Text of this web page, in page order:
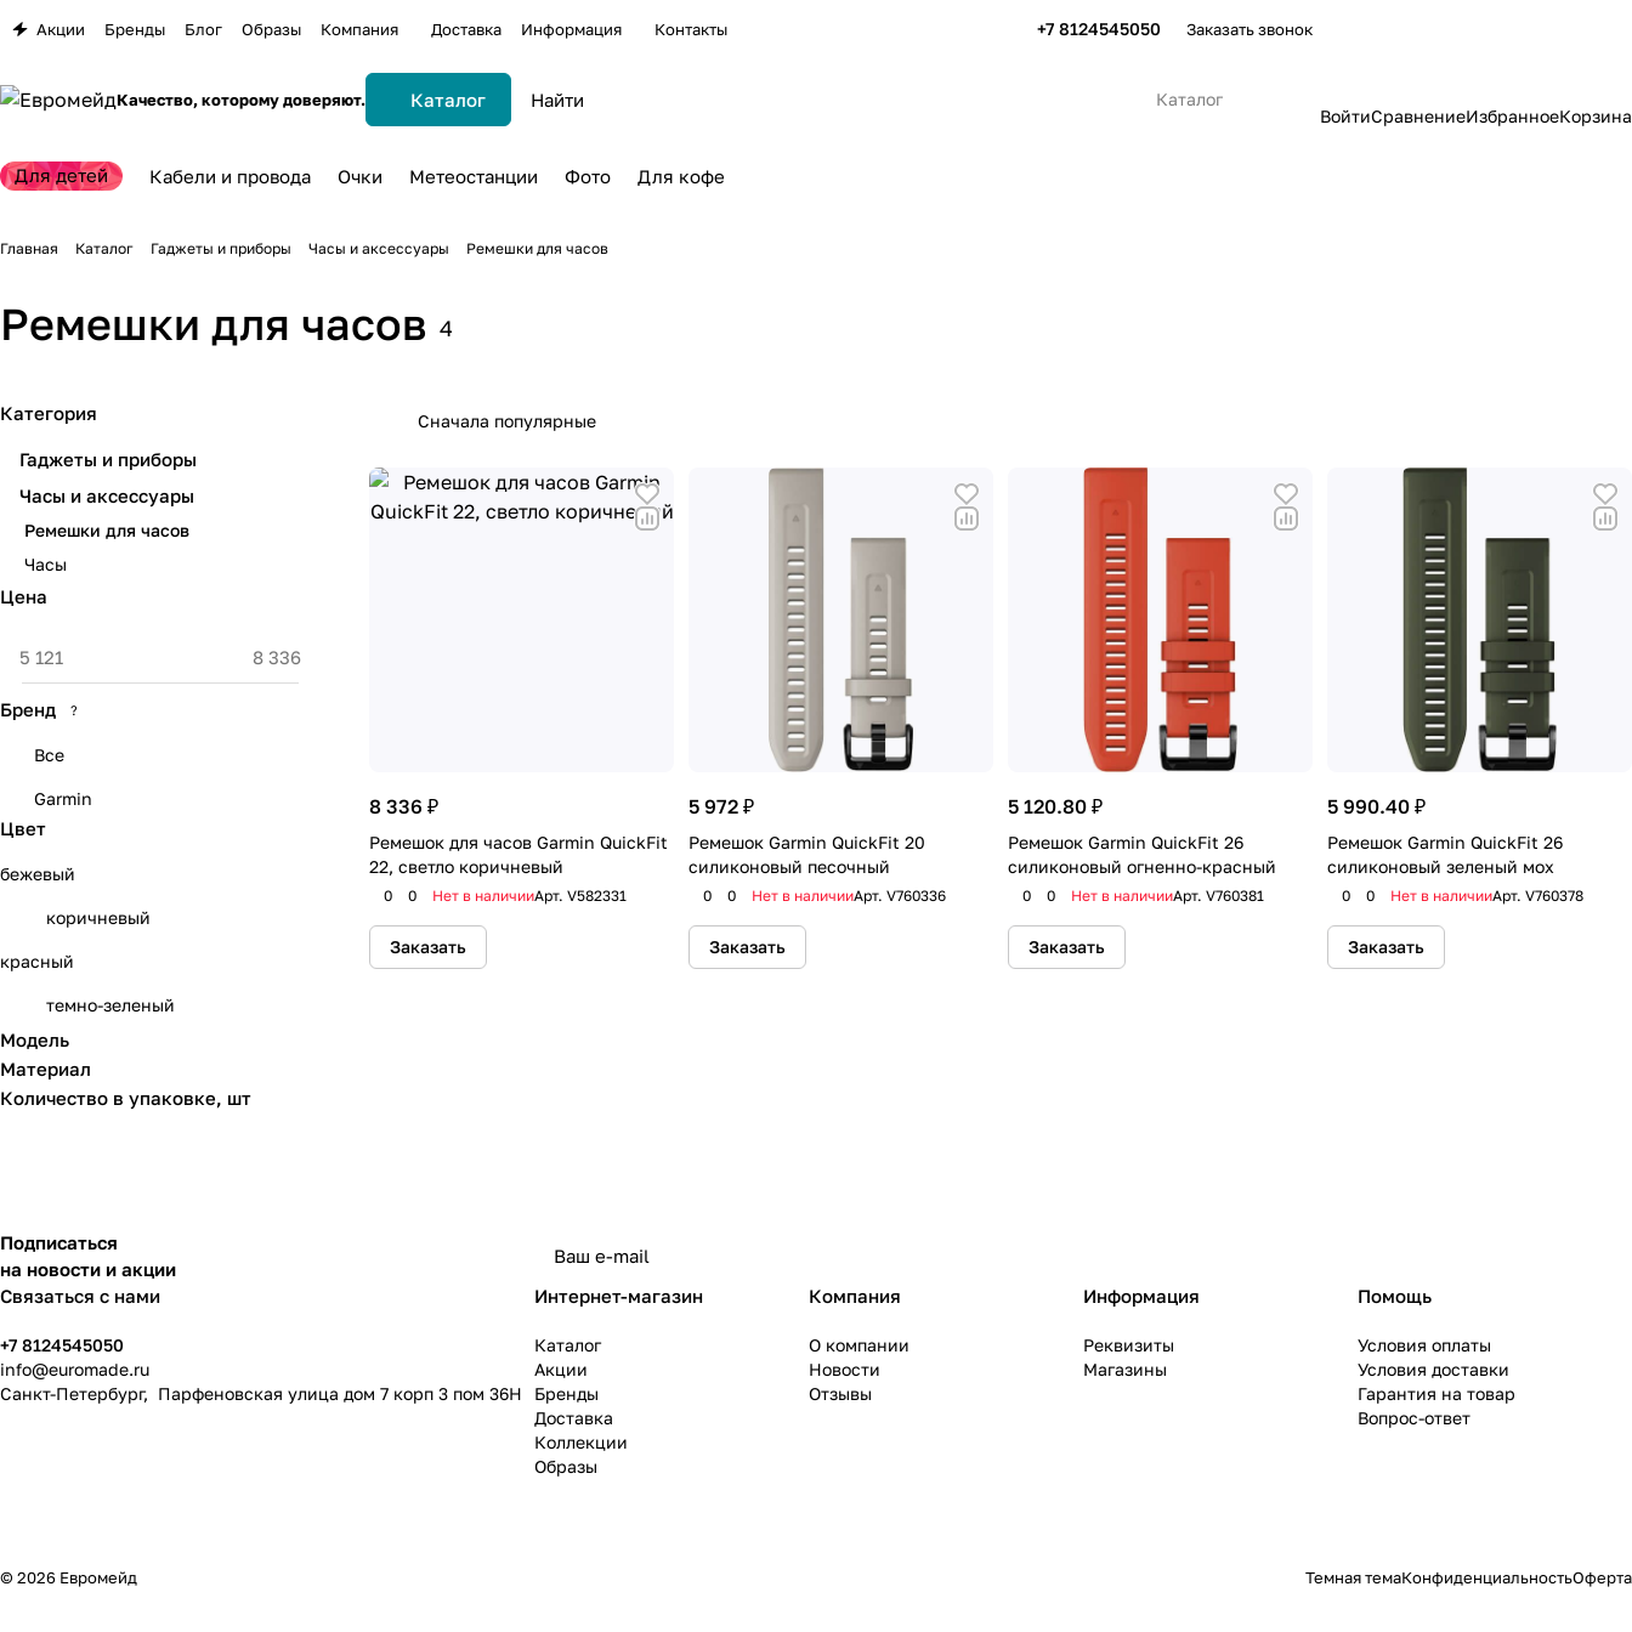
Акции Бренды Блог Образы Компания Доставка Информация Контакты +7 8124545050 Заказать звонок
Качество, которому доверяют. Каталог
Каталог
ВойтиСравнениеИзбранноеКорзина
Для детей Кабели и провода Очки Метеостанции Фото Для кофе
Главная Каталог Гаджеты и приборы Часы и аксессуары Ремешки для часов
Ремешки для часов 4
Сначала популярные
8 336 ₽
Ремешок для часов Garmin QuickFit
22, светло коричневый
0 0 Нет в наличииАрт. V582331
Заказать
5 972 ₽
Ремешок Garmin QuickFit 20
силиконовый песочный
0 0 Нет в наличииАрт. V760336
Заказать
5 120.80 ₽
Ремешок Garmin QuickFit 26
силиконовый огненно-красный
0 0 Нет в наличииАрт. V760381
Заказать
5 990.40 ₽
Ремешок Garmin QuickFit 26
силиконовый зеленый мох
0 0 Нет в наличииАрт. V760378
Заказать
Категория
Гаджеты и приборы
Часы и аксессуары
Ремешки для часов
Часы
Цена
Бренд ?
Все
Garmin
Цвет
бежевый
коричневый
красный
темно-зеленый
Модель
Материал
Количество в упаковке, шт
Подписаться
на новости и акции
Связаться с нами
+7 8124545050
info@euromade.ru
Санкт-Петербург, Парфеновская улица дом 7 корп 3 пом 36Н
Интернет-магазин
Каталог
Акции
Бренды
Доставка
Коллекции
Образы
Компания
О компании
Новости
Отзывы
Информация
Реквизиты
Магазины
Помощь
Условия оплаты
Условия доставки
Гарантия на товар
Вопрос-ответ
© 2026 Евромейд Темная темаКонфиденциальностьОферта